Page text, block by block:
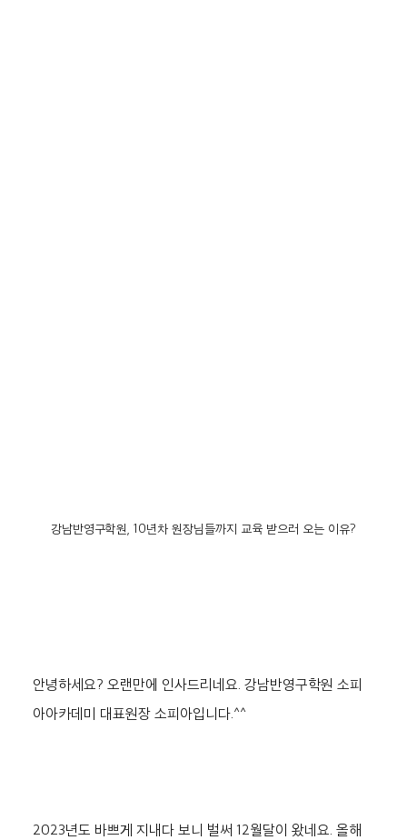
강남반영구학원, 10년차 원장님들까지 교육 받으러 오는 이유?
안녕하세요? 오랜만에 인사드리네요. 강남반영구학원 소피
아아카데미 대표원장 소피아입니다.^^
2023년도 바쁘게 지내다 보니 벌써 12월달이 왔네요. 올해